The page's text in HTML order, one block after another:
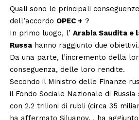
Quali sono le principali
dell’accordo OPEC + ?
In primo luogo, l’ Arabia Saudita e
Russa hanno raggiunto due obiettivi.
Da una parte, l’incremento della
conseguenza, delle loro rendite.
Secondo il Ministro delle Finanze
il Fondo Sociale Nazionale di
con 2.2 trilioni di rubli (circa 35
ha affermato Siluanov. , ha